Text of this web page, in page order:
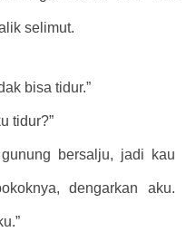
selimut.
bisa tidur.”
tidur?”
bersalju, jadi kau
dengarkan aku.